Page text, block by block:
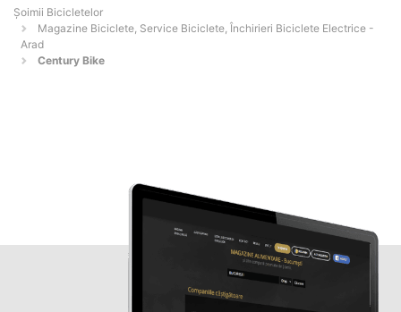
Șoimii Bicicletelor
Magazine Biciclete, Service Biciclete, Închirieri Biciclete Electrice -
Arad
Century Bike